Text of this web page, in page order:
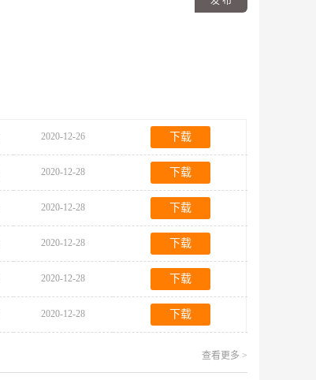
2020-12-26 下载
2020-12-28 下载
2020-12-28 下载
2020-12-28 下载
2020-12-28 下载
2020-12-28 下载
查看更多 >